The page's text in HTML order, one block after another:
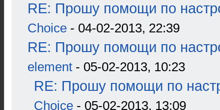
RE: Прошу помощи по
Choice - 04-02-2013, 22:39
RE: Прошу помощи по
element - 05-02-2013, 10:23
RE: Прошу помощи по
Choice - 05-02-2013, 13:09